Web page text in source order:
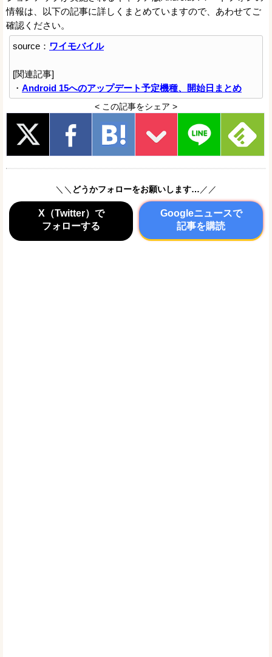
情報は、以下の記事に詳しくまとめていますので、あわせてご
確認ください。
source： ワイモバイル
[関連記事]
・ Android 15へのアップデート予定機種、開始日まとめ
< この記事をシェア >
＼＼ どうかフォローをお願いします…／／
X（Twitter）で
フォローする
Googleニュースで
記事を購読